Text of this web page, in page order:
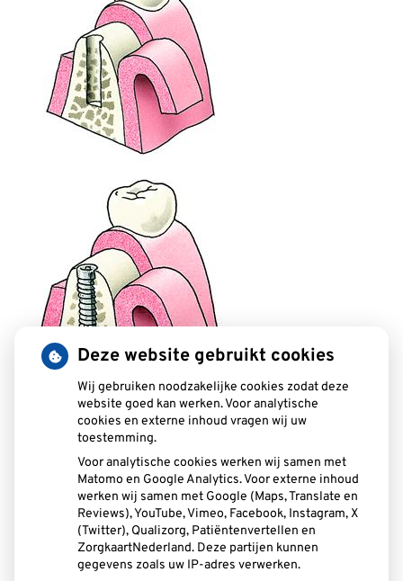
Deze website gebruikt cookies
Wij gebruiken noodzakelijke cookies zodat deze
website goed kan werken. Voor analytische
cookies en externe inhoud vragen wij uw
toestemming.
Voor analytische cookies werken wij samen met
Matomo en Google Analytics. Voor externe inhoud
werken wij samen met Google (Maps, Translate en
Reviews), YouTube, Vimeo, Facebook, Instagram, X
(Twitter), Qualizorg, Patiëntenvertellen en
ZorgkaartNederland. Deze partijen kunnen
gegevens zoals uw IP-adres verwerken.